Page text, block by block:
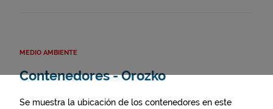
MEDIO AMBIENTE
Contenedores - Orozko
Se muestra la ubicación de los contenedores en este